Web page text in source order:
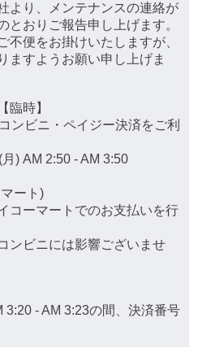
より、メンテナンスの連絡が
とおりご報告申し上げます。
不便をお掛けいたしますが、
ますようお願い申し上げま
臨時】
ンビニ・ペイジー決済をご利
) AM 2:50 - AM 3:50
ート)
コーマートでのお支払いを行
ンビニには影響ございませ
3:20 - AM 3:23の間、決済番号